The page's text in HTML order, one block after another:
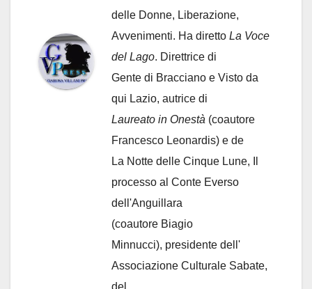
delle Donne, Liberazione,
Avvenimenti. Ha diretto La Voce
del Lago. Direttrice di
Gente di Bracciano e Visto da
qui Lazio, autrice di
Laureato in Onestà (coautore
Francesco Leonardis) e de
La Notte delle Cinque Lune, Il
processo al Conte Everso
dell'Anguillara
(coautore Biagio
Minnucci), presidente dell'
Associazione Culturale Sabate,
del